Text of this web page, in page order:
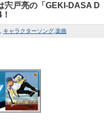
宍戸亮の「GEKI-DASA D
キャラクターソング 楽曲